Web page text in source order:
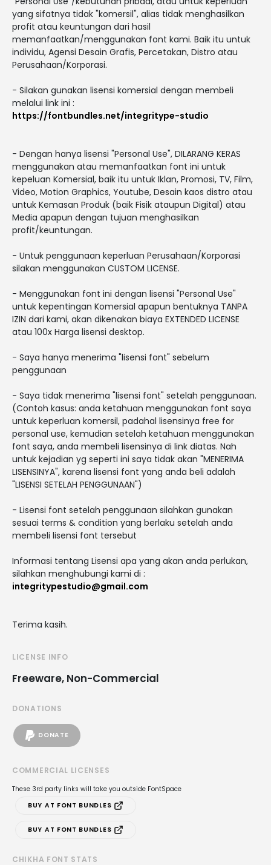
yang sifatnya tidak "komersil", alias tidak menghasilkan
profit atau keuntungan dari hasil
memanfaatkan/menggunakan font kami. Baik itu untuk
individu, Agensi Desain Grafis, Percetakan, Distro atau
Perusahaan/Korporasi.
- Silakan gunakan lisensi komersial dengan membeli
melalui link ini :
https://fontbundles.net/integritype-studio
- Dengan hanya lisensi "Personal Use", DILARANG KERAS
menggunakan atau memanfaatkan font ini untuk
kepeluan Komersial, baik itu untuk Iklan, Promosi, TV, Film,
Video, Motion Graphics, Youtube, Desain kaos distro atau
untuk Kemasan Produk (baik Fisik ataupun Digital) atau
Media apapun dengan tujuan menghasilkan
profit/keuntungan.
- Untuk penggunaan keperluan Perusahaan/Korporasi
silakan menggunakan CUSTOM LICENSE.
- Menggunakan font ini dengan lisensi "Personal Use"
untuk kepentingan Komersial apapun bentuknya TANPA
IZIN dari kami, akan dikenakan biaya EXTENDED LICENSE
atau 100x Harga lisensi desktop.
- Saya hanya menerima "lisensi font" sebelum
penggunaan
- Saya tidak menerima "lisensi font" setelah penggunaan.
(Contoh kasus: anda ketahuan menggunakan font saya
untuk keperluan komersil, padahal lisensinya free for
personal use, kemudian setelah ketahuan menggunakan
font saya, anda membeli lisensinya di link diatas. Nah
untuk kejadian yg seperti ini saya tidak akan "MENERIMA
LISENSINYA", karena lisensi font yang anda beli adalah
"LISENSI SETELAH PENGGUNAAN")
- Lisensi font setelah penggunaan silahkan gunakan
sesuai terms & condition yang berlaku setelah anda
membeli lisensi font tersebut
Informasi tentang Lisensi apa yang akan anda perlukan,
silahkan menghubungi kami di :
integritypestudio@gmail.com
Terima kasih.
LICENSE INFO
Freeware, Non-Commercial
DONATIONS
DONATE
COMMERCIAL LICENSES
These 3rd party links will take you outside FontSpace
BUY AT FONT BUNDLES
BUY AT FONT BUNDLES
CHIKHA FONT STATS